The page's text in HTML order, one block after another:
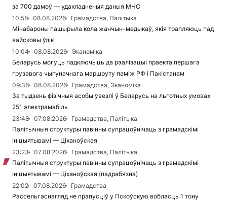
за 700 дамоў — удакладненыя даныя МНС
10:58
08.08.2026
Грамадства, Палітыка
Мінабароны пашырыла кола жанчын-медыкаў, якія трапляюць пад
вайсковы ўлік
10:04
08.08.2026
Эканоміка
Беларусь могуць падключыць да рэалізацыі праекта першага
грузавога чыгуначнага маршруту паміж РФ і Пакістанам
09:36
08.08.2026
Грамадства, Эканоміка
За тыдзень фізічныя асобы ўвезлі ў Беларусь на льготных умовах
251 электрамабіль
23:48
07.08.2026
Грамадства, Палітыка
Палітычныя структуры павінны супрацоўнічаць з грамадскімі
ініцыятывамі — Ціханоўская
23:23
07.08.2026
Грамадства, Палітыка
Палітычныя структуры павінны супрацоўнічаць з грамадскімі
ініцыятывамі — Ціханоўская (падрабязна)
22:02
07.08.2026
Грамадства
Рассельгаснагляд не прапусціў у Пскоўскую вобласць 1 тону